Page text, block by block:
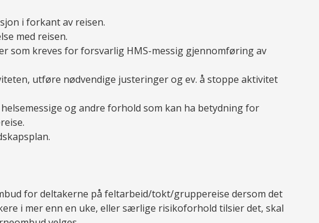
i forkant av reisen.
med reisen.
som kreves for forsvarlig HMS-messig gjennomføring av
utføre nødvendige justeringer og ev. å stoppe aktivitet
og andre forhold som kan ha betydning for
for deltakerne på feltarbeid/tokt/gruppereise dersom det
i mer enn en uke, eller særlige risikoforhold tilsier det, skal